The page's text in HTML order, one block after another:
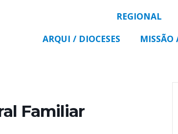
REGIONAL
ARQUI / DIOCESES
MISSÃO
Familiar